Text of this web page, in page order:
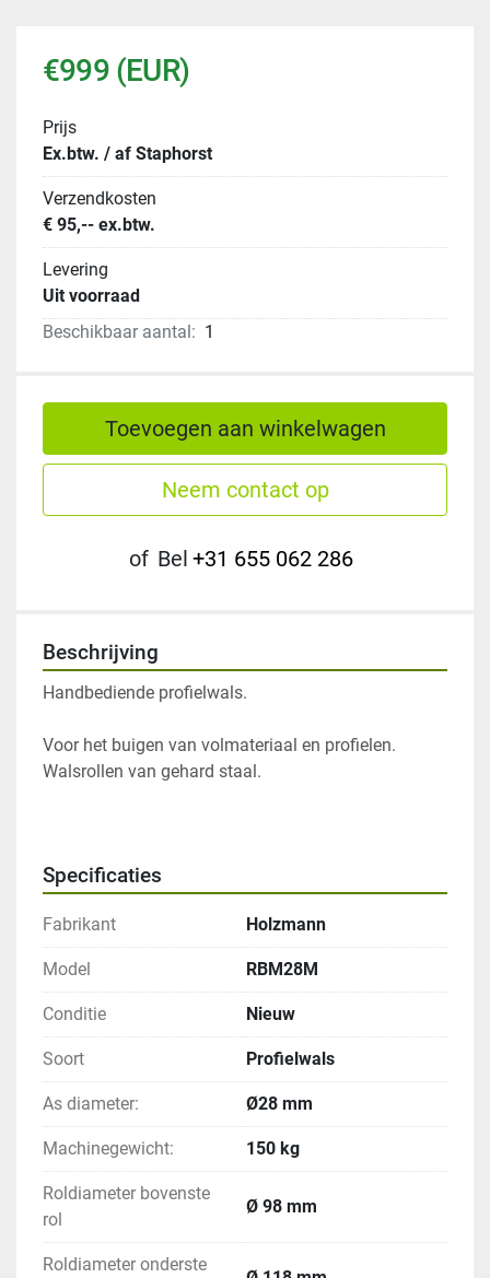
€999 (EUR)
Prijs
Ex.btw. / af Staphorst
Verzendkosten
€ 95,-- ex.btw.
Levering
Uit voorraad
Beschikbaar aantal: 1
Toevoegen aan winkelwagen
Neem contact op
of Bel +31 655 062 286
Beschrijving
Handbediende profielwals.
Voor het buigen van volmateriaal en profielen.
Walsrollen van gehard staal.
Specificaties
Fabrikant Holzmann
Model RBM28M
Conditie Nieuw
Soort Profielwals
As diameter: Ø28 mm
Machinegewicht: 150 kg
Roldiameter bovenste
rol
Ø 98 mm
Roldiameter onderste